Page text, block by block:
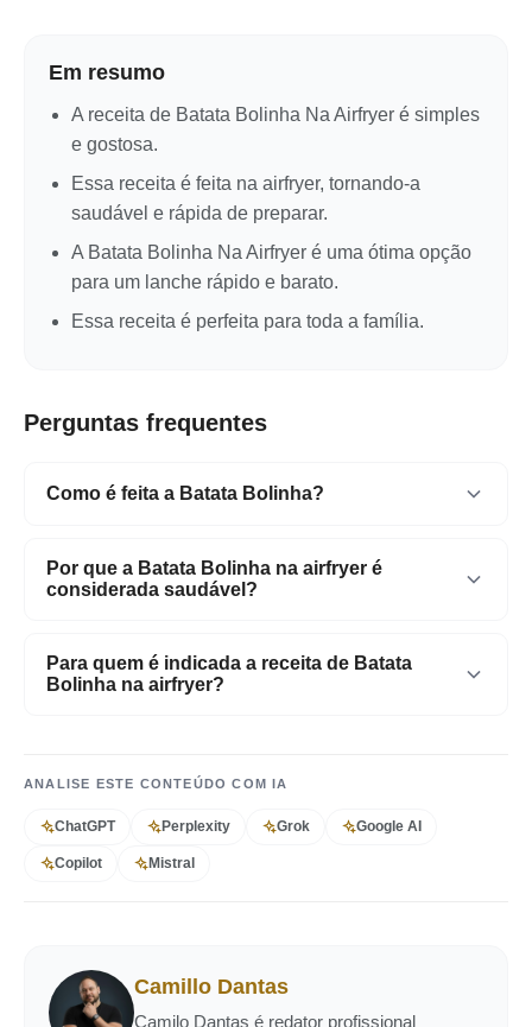
Em resumo
A receita de Batata Bolinha Na Airfryer é simples
e gostosa.
Essa receita é feita na airfryer, tornando-a
saudável e rápida de preparar.
A Batata Bolinha Na Airfryer é uma ótima opção
para um lanche rápido e barato.
Essa receita é perfeita para toda a família.
Perguntas frequentes
Como é feita a Batata Bolinha?
Por que a Batata Bolinha na airfryer é
considerada saudável?
porque é feita na airfryer.
Para quem é indicada a receita de Batata
Bolinha na airfryer?
ANALISE ESTE CONTEÚDO COM IA
ChatGPT Perplexity Grok Google AI
Copilot Mistral
Camillo Dantas
Camilo Dantas é redator profissional